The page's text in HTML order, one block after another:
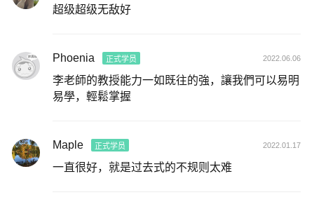
超级超级无敌好
Phoenia 正式学员 2022.06.06
李老師的教授能力一如既往的強，讓我們可以易明
易學，輕鬆掌握
Maple 正式学员 2022.01.17
一直很好，就是过去式的不规则太难